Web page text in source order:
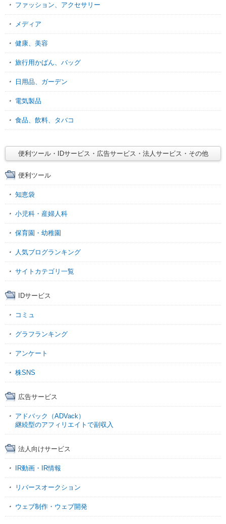
ファッション、アクセサリー
メディア
健康、美容
旅行用かばん、バッグ
日用品、ガーデン
電気製品
食品、飲料、タバコ
便利ツール・IDサービス・広告サービス・法人サービス・その他
便利ツール
知恵袋
小児科・産婦人科
保育園・幼稚園
人気ブログランキング
サイトカテゴリ一覧
IDサービス
コミュ
グラフランキング
アンケート
株SNS
広告サービス
アドバック（ADVack）
継続型のアフィリエイトで副収入
法人向けサービス
IR動画・IR情報
リバースオークション
ウェブ制作・ウェブ開発